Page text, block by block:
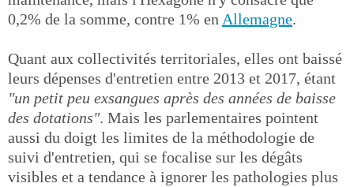
0,2% de la somme, contre 1% en Allemagne.
Quant aux collectivités territoriales, elles ont baissé
leurs dépenses d'entretien entre 2013 et 2017, étant
"un petit peu exsangues après des années de baisse
des dotations". Mais les parlementaires pointent
aussi du doigt les limites de la méthodologie de
suivi d'entretien, qui se focalise sur les dégâts
visibles et a tendance à ignorer les pathologies plus